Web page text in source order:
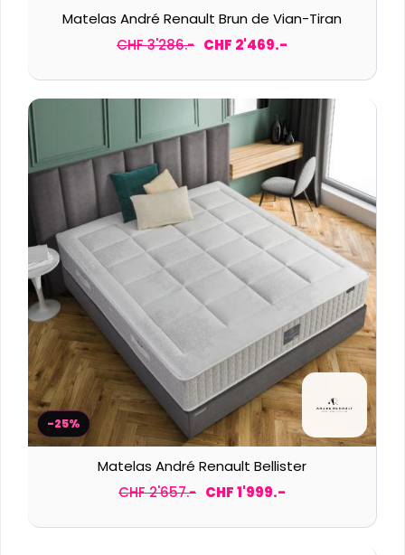
Matelas André Renault Brun de Vian-Tiran
CHF 3'286.- CHF 2'469.-
-25%
Matelas André Renault Bellister
CHF 2'657.- CHF 1'999.-